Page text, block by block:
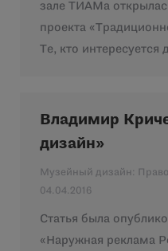
зале ТИАМа
проекта
Те, кто
Владимир
дизайн»
Музейный дизайн: Право
04.04.2016
Статья была
«Наружная реклама